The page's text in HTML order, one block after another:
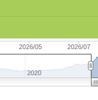
2026/05 2026/07
2020